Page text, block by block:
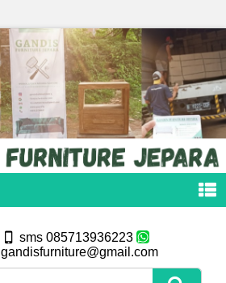
sms 085713936223
gandisfurniture@gmail.com